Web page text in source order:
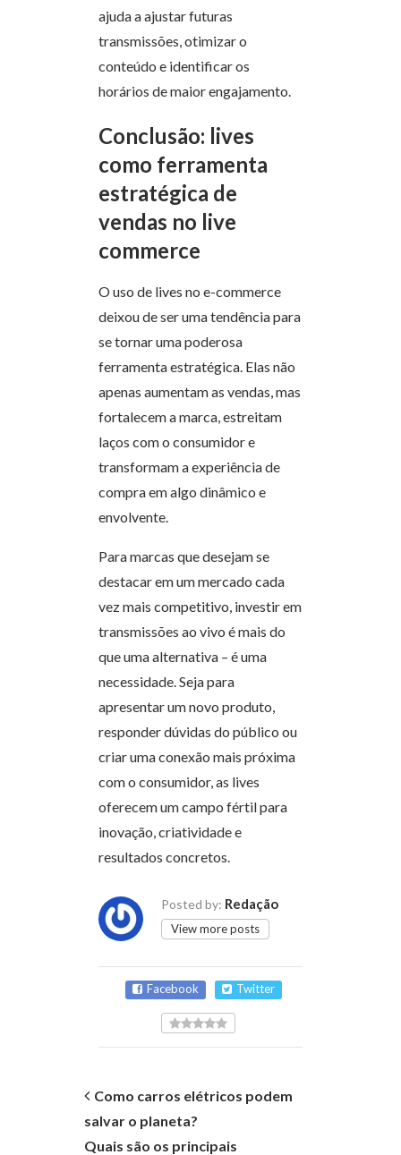
ajuda a ajustar futuras
transmissões, otimizar o
conteúdo e identificar os
horários de maior engajamento.
Conclusão: lives
como ferramenta
estratégica de
vendas no live
commerce
O uso de lives no e-commerce
deixou de ser uma tendência para
se tornar uma poderosa
ferramenta estratégica. Elas não
apenas aumentam as vendas, mas
fortalecem a marca, estreitam
laços com o consumidor e
transformam a experiência de
compra em algo dinâmico e
envolvente.
Para marcas que desejam se
destacar em um mercado cada
vez mais competitivo, investir em
transmissões ao vivo é mais do
que uma alternativa – é uma
necessidade. Seja para
apresentar um novo produto,
responder dúvidas do público ou
criar uma conexão mais próxima
com o consumidor, as lives
oferecem um campo fértil para
inovação, criatividade e
resultados concretos.
Posted by: Redação
View more posts
Facebook Twitter
Como carros elétricos podem
salvar o planeta?
Quais são os principais